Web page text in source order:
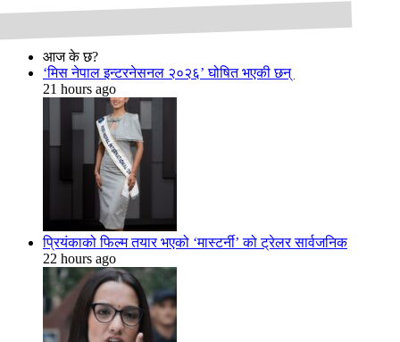
आज के छ?
‘मिस नेपाल इन्टरनेसनल २०२६’ घोषित भएकी छन्
21 hours ago
प्रियंकाको फिल्म तयार भएको ‘मास्टर्नी’ को ट्रेलर सार्वजनिक
22 hours ago